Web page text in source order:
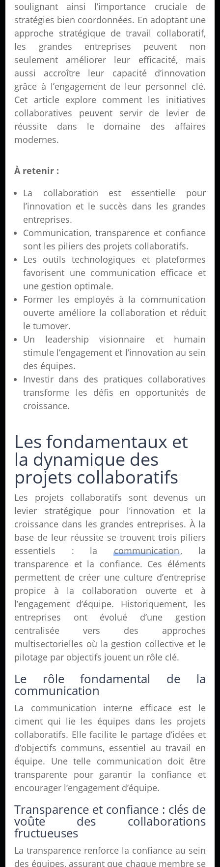
soulignant ainsi l’importance cruciale de
stratégies bien coordonnées. En adoptant une
approche stratégique de travail collaboratif,
les grandes entreprises peuvent non
seulement améliorer leur efficacité, mais
aussi accroître leur capacité d’innovation
grâce à l’engagement de leur personnel clé.
Cet article explore comment les initiatives
collaboratives peuvent servir de levier de
réussite dans le domaine des affaires
modernes.
À retenir :
La collaboration est essentielle pour
l’innovation et le succès dans les grandes
entreprises.
Communication, transparence et confiance
sont les piliers des projets collaboratifs.
Les outils technologiques et plateformes
favorisent une communication efficace et
une gestion optimale.
Former les employés à la communication
ouverte améliore la collaboration et réduit
le turnover.
Un leadership visionnaire et humain
stimule l’engagement et l’innovation au sein
des équipes.
Investir dans des pratiques collaboratives
transforme les défis en opportunités de
croissance.
Les fondamentaux et
la dynamique des
projets collaboratifs
Les projets collaboratifs sont devenus un
levier stratégique pour l’innovation et la
croissance dans les grandes entreprises. À la
base de leur réussite se trouvent trois piliers
essentiels : la communication, la
transparence et la confiance. Ces éléments
permettent de créer une culture d’entreprise
propice à la collaboration ouverte et à
l’engagement d’équipe. Historiquement, les
entreprises ont évolué d’une gestion
centralisée vers des approches
multisectorielles où la gestion collective et le
pilotage par objectifs jouent un rôle clé.
Le rôle fondamental de la
communication
La communication interne efficace est le
ciment qui lie les équipes dans les projets
collaboratifs. Elle facilite le partage d’idées et
d’objectifs communs, essentiel au travail en
équipe. Une telle communication doit être
transparente pour garantir la confiance et
encourager l’engagement d’équipe.
Transparence et confiance : clés de
voûte des collaborations
fructueuses
La transparence renforce la confiance au sein
des équipes, assurant que chaque membre se